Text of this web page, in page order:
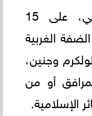
كما اعتدى الاحتلال الإسرائيلي، على 15
الغربية
وجنين،
أو من
الإسلامية.